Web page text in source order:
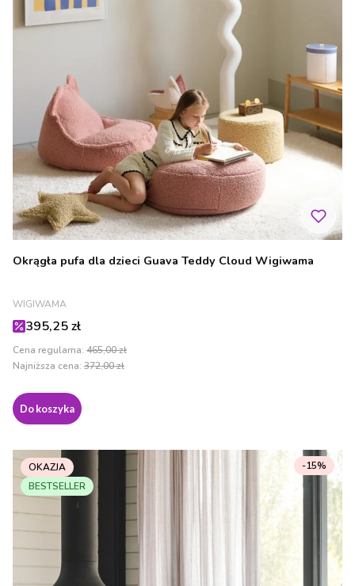
Okrągła pufa dla dzieci Guava Teddy Cloud Wigiwama
PRODUCENT
WIGIWAMA
Cena promocyjna
395,25 zł
Cena regularna: 465,00 zł
Najniższa cena: 372,00 zł
Do koszyka
OKAZJA
BESTSELLER
-15%